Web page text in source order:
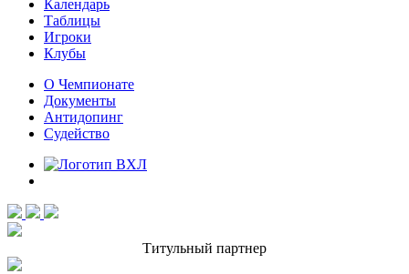
Календарь
Таблицы
Игроки
Клубы
О Чемпионате
Документы
Антидопинг
Судейство
Титульный партнер